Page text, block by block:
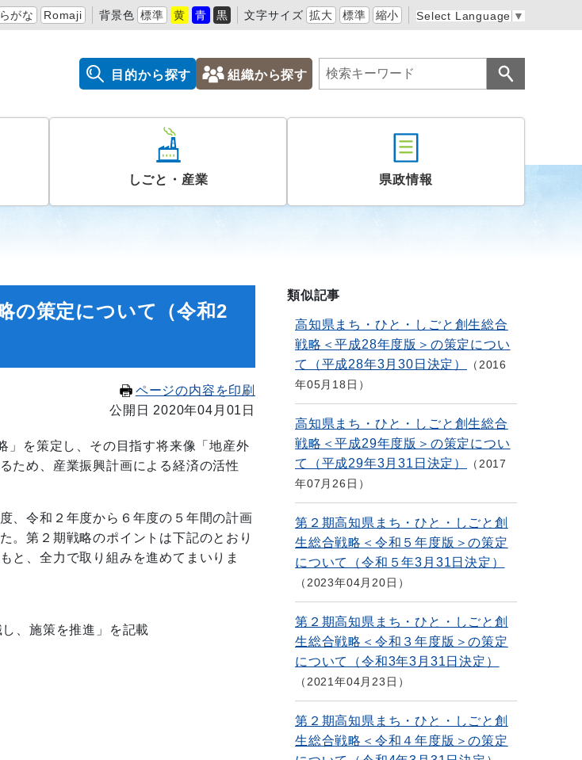
がな Romaji 背景色 標準 黄 青 黒 文字サイズ 拡大 標準 縮小 Select Language ▼
目的から探す 組織から探す
しごと・産業 県政情報
の策定について（令和2
ページの内容を印刷
公開日 2020年04月01日
を策定し、その目指す将来像「地産外
ため、産業振興計画による経済の活性
、令和２年度から６年度の５年間の計画
。第２期戦略のポイントは下記のとおり
と、全力で取り組みを進めてまいりま
、施策を推進」を記載
類似記事
高知県まち・ひと・しごと創生総合
戦略＜平成28年度版＞の策定につい
て（平成28年3月30日決定）
2016
年05月18日
高知県まち・ひと・しごと創生総合
戦略＜平成29年度版＞の策定につい
て（平成29年3月31日決定）
2017
年07月26日
第２期高知県まち・ひと・しごと創
生総合戦略＜令和５年度版＞の策定
について（令和５年3月31日決定）
2023年04月20日
第２期高知県まち・ひと・しごと創
生総合戦略＜令和３年度版＞の策定
について（令和3年3月31日決定）
2021年04月23日
第２期高知県まち・ひと・しごと創
生総合戦略＜令和４年度版＞の策定